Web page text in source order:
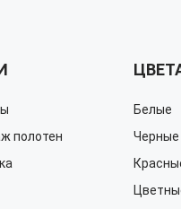
полотен
Белые
Черные